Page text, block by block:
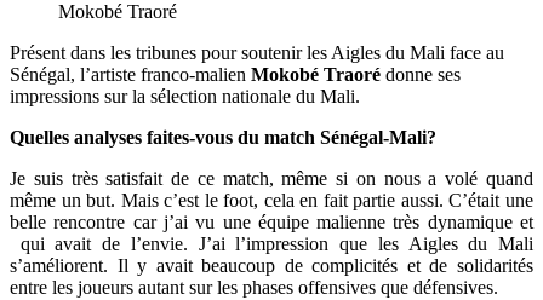
Mokobé Traoré
Présent dans les tribunes pour soutenir les Aigles du Mali face au
Sénégal, l’artiste franco-malien Mokobé Traoré donne ses
impressions sur la sélection nationale du Mali.
Quelles analyses faites-vous du match Sénégal-Mali?
Je suis très satisfait de ce match, même si on nous a volé quand
même un but. Mais c’est le foot, cela en fait partie aussi. C’était une
belle rencontre car j’ai vu une équipe malienne très dynamique et
qui avait de l’envie. J’ai l’impression que les Aigles du Mali
s’améliorent. Il y avait beaucoup de complicités et de solidarités
entre les joueurs autant sur les phases offensives que défensives.